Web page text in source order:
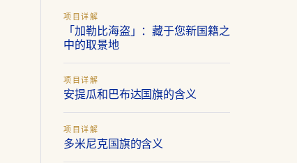
项目详解
「加勒比海盗」：藏于您新国籍之
中的取景地
项目详解
安提瓜和巴布达国旗的含义
项目详解
多米尼克国旗的含义